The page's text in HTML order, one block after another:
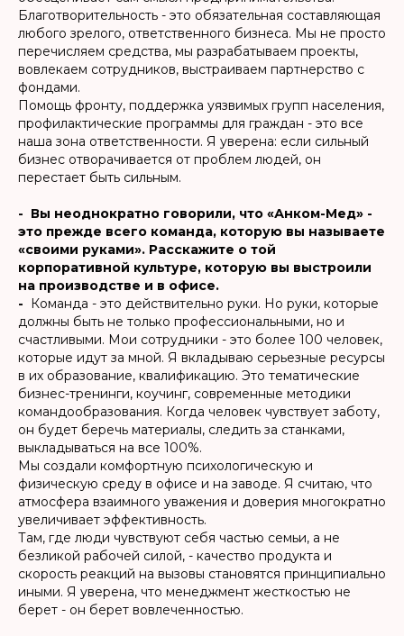
Благотворительность - это обязательная составляющая
любого зрелого, ответственного бизнеса. Мы не просто
перечисляем средства, мы разрабатываем проекты,
вовлекаем сотрудников, выстраиваем партнерство с
фондами.
Помощь фронту, поддержка уязвимых групп населения,
профилактические программы для граждан - это все
наша зона ответственности. Я уверена: если сильный
бизнес отворачивается от проблем людей, он
перестает быть сильным.
- Вы неоднократно говорили, что «Анком-Мед» -
это прежде всего команда, которую вы называете
«своими руками». Расскажите о той
корпоративной культуре, которую вы выстроили
на производстве и в офисе.
- Команда - это действительно руки. Но руки, которые
должны быть не только профессиональными, но и
счастливыми. Мои сотрудники - это более 100 человек,
которые идут за мной. Я вкладываю серьезные ресурсы
в их образование, квалификацию. Это тематические
бизнес-тренинги, коучинг, современные методики
командообразования. Когда человек чувствует заботу,
он будет беречь материалы, следить за станками,
выкладываться на все 100%.
Мы создали комфортную психологическую и
физическую среду в офисе и на заводе. Я считаю, что
атмосфера взаимного уважения и доверия многократно
увеличивает эффективность.
Там, где люди чувствуют себя частью семьи, а не
безликой рабочей силой, - качество продукта и
скорость реакций на вызовы становятся принципиально
иными. Я уверена, что менеджмент жесткостью не
берет - он берет вовлеченностью.